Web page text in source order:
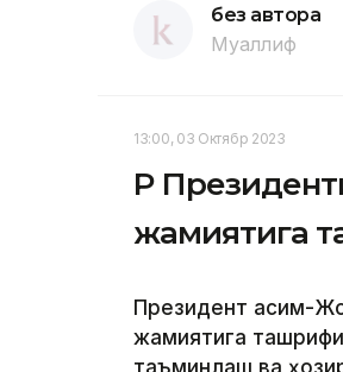
без автора
Муаллиф
13:00, 03 Октябр 2023
ҚР
жамиятига
Президент Қасим-
жамиятига ташрифи
таъминлаш ва